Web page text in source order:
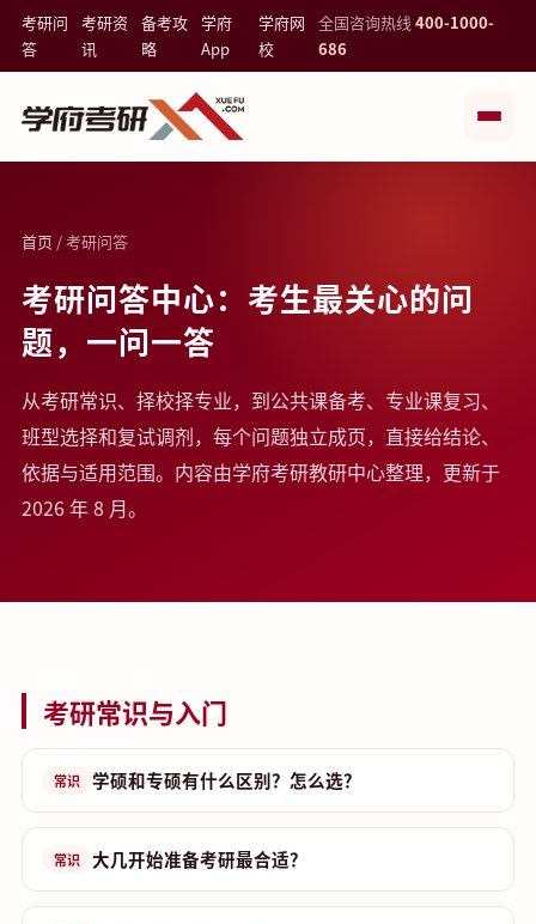
考研问
答
考研资
讯
备考攻
略
学府
App
学府网
校
全国咨询热线400-1000-
686
首页/ 考研问答
考研问答中心：考生最关心的问
题，一问一答
从考研常识、择校择专业，到公共课备考、专业课复习、
班型选择和复试调剂，每个问题独立成页，直接给结论、
依据与适用范围。内容由学府考研教研中心整理，更新于
2026 年 8 月。
考研常识与入门
常识 学硕和专硕有什么区别？怎么选？
常识 大几开始准备考研最合适？